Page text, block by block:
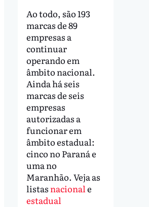
Ao todo, são 193
marcas de 89
empresas a
continuar
operando em
âmbito nacional.
Ainda há seis
marcas de seis
empresas
autorizadas a
funcionar em
âmbito estadual:
cinco no Paraná e
uma no
Maranhão. Veja as
listas nacional e
estadual